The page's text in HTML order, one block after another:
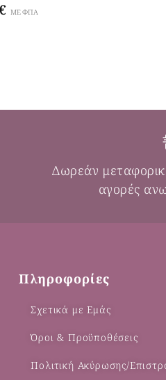
ΜΕ ΦΠΑ
Δωρεάν
αγορές
Πληροφορίες
Σχετικά με Εμάς
Όροι & Προϋποθέσεις
Πολιτική Ακύρωσης/